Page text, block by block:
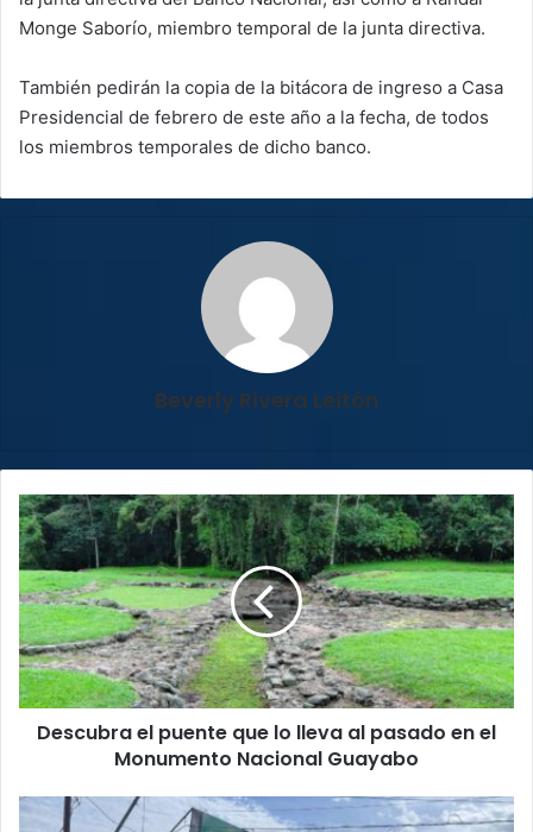
Monge Saborío, miembro temporal de la junta directiva.
También pedirán la copia de la bitácora de ingreso a Casa
Presidencial de febrero de este año a la fecha, de todos
los miembros temporales de dicho banco.
Beverly Rivera Leitón
Descubra
el
puente
que
lo
lleva
al
pasado
en
Guayabo
Descubra el puente que lo lleva al pasado en el
Monumento Nacional Guayabo
¡Atención